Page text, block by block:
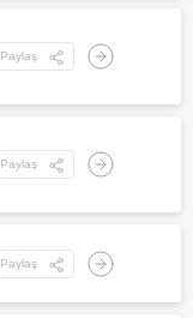
Paylaş
Paylaş
Paylaş